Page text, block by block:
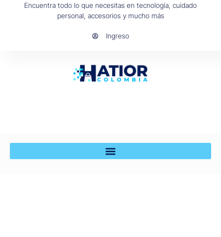
Encuentra todo lo que necesitas en tecnología, cuidado
personal, accesorios y mucho más
Ingreso